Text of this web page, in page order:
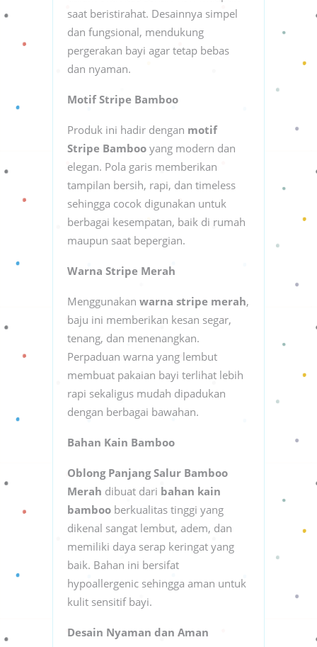
saat beristirahat. Desainnya simpel
dan fungsional, mendukung
pergerakan bayi agar tetap bebas
dan nyaman.
Motif Stripe Bamboo
Produk ini hadir dengan motif
Stripe Bamboo yang modern dan
elegan. Pola garis memberikan
tampilan bersih, rapi, dan timeless
sehingga cocok digunakan untuk
berbagai kesempatan, baik di rumah
maupun saat bepergian.
Warna Stripe Merah
Menggunakan warna stripe merah,
baju ini memberikan kesan segar,
tenang, dan menenangkan.
Perpaduan warna yang lembut
membuat pakaian bayi terlihat lebih
rapi sekaligus mudah dipadukan
dengan berbagai bawahan.
Bahan Kain Bamboo
Oblong Panjang Salur Bamboo
Merah dibuat dari bahan kain
bamboo berkualitas tinggi yang
dikenal sangat lembut, adem, dan
memiliki daya serap keringat yang
baik. Bahan ini bersifat
hypoallergenic sehingga aman untuk
kulit sensitif bayi.
Desain Nyaman dan Aman